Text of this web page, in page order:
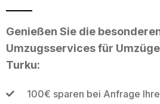
Genießen Sie die
Umzugsservices für
Turku:
100€ sparen bei Anfrage